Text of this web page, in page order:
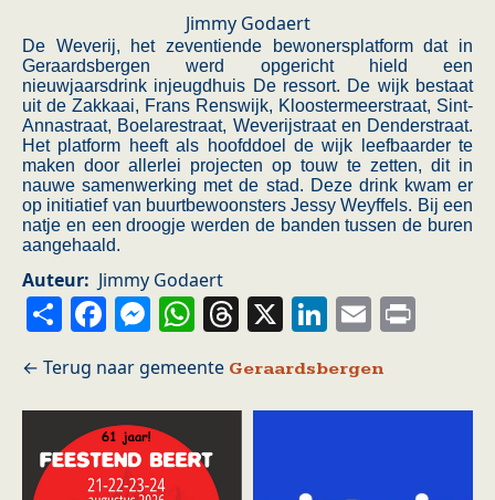
Jimmy Godaert
De Weverij, het zeventiende bewonersplatform dat in
Geraardsbergen werd opgericht hield een
nieuwjaarsdrink injeugdhuis De ressort. De wijk bestaat
uit de Zakkaai, Frans Renswijk, Kloostermeerstraat, Sint-
Annastraat, Boelarestraat, Weverijstraat en Denderstraat.
Het platform heeft als hoofddoel de wijk leefbaarder te
maken door allerlei projecten op touw te zetten, dit in
nauwe samenwerking met de stad. Deze drink kwam er
op initiatief van buurtbewoonsters Jessy Weyffels. Bij een
natje en een droogje werden de banden tussen de buren
aangehaald.
Auteur Jimmy Godaert
ShareFacebook
Messenger
WhatsApp
Threads
X LinkedIn
Email
Geraardsbergen